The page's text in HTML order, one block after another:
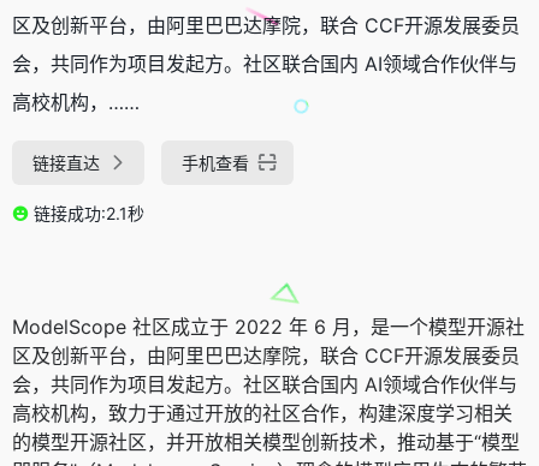
区及创新平台，由阿里巴巴达摩院，联合 CCF开源发展委员
会，共同作为项目发起方。社区联合国内 AI领域合作伙伴与
高校机构，……
链接直达 手机查看
链接成功:2.1秒
ModelScope 社区成立于 2022 年 6 月，是一个模型开源社
区及创新平台，由阿里巴巴达摩院，联合 CCF开源发展委员
会，共同作为项目发起方。社区联合国内 AI领域合作伙伴与
高校机构，致力于通过开放的社区合作，构建深度学习相关
的模型开源社区，并开放相关模型创新技术，推动基于“模型